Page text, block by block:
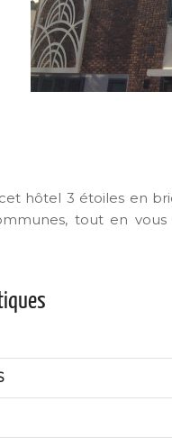
hôtel 3 étoiles en
tout en